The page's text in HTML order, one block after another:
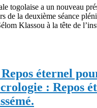
de la deuxième séance
Klassou à la tête de
éternel
: Repos